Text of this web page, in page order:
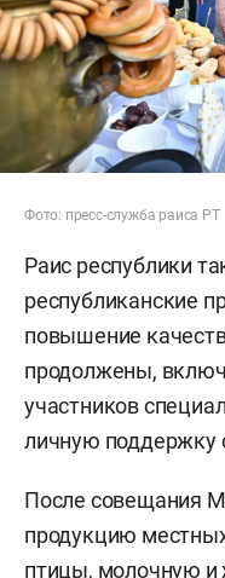
Фото: пресс-служба раиса РТ
Раис республики
республиканские
повышение
продолжены,
участников
личную поддержку
После совещания
продукцию
птицы, молочную и